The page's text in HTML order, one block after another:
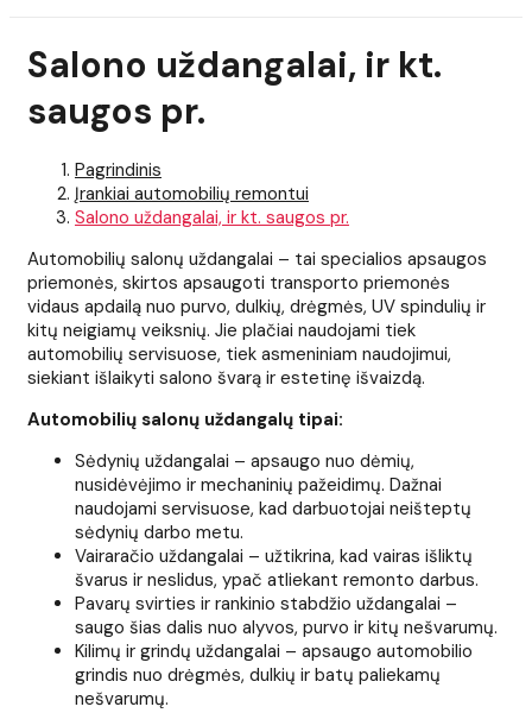
Salono uždangalai, ir kt.
saugos pr.
Pagrindinis
Įrankiai automobilių remontui
Salono uždangalai, ir kt. saugos pr.
Automobilių salonų uždangalai – tai specialios apsaugos
priemonės, skirtos apsaugoti transporto priemonės
vidaus apdailą nuo purvo, dulkių, drėgmės, UV spindulių ir
kitų neigiamų veiksnių. Jie plačiai naudojami tiek
automobilių servisuose, tiek asmeniniam naudojimui,
siekiant išlaikyti salono švarą ir estetinę išvaizdą.
Automobilių salonų uždangalų tipai:
Sėdynių uždangalai – apsaugo nuo dėmių,
nusidėvėjimo ir mechaninių pažeidimų. Dažnai
naudojami servisuose, kad darbuotojai neišteptų
sėdynių darbo metu.
Vairaračio uždangalai – užtikrina, kad vairas išliktų
švarus ir neslidus, ypač atliekant remonto darbus.
Pavarų svirties ir rankinio stabdžio uždangalai –
saugo šias dalis nuo alyvos, purvo ir kitų nešvarumų.
Kilimų ir grindų uždangalai – apsaugo automobilio
grindis nuo drėgmės, dulkių ir batų paliekamų
nešvarumų.